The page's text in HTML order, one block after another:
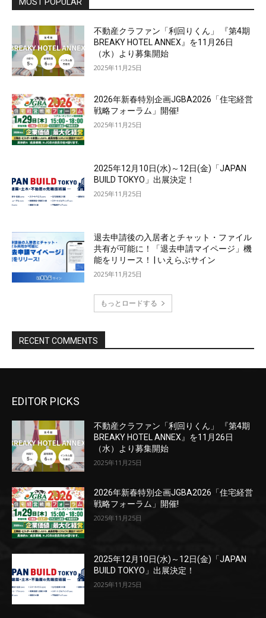
EDITOR PICKS
不動産クラファン「利回りくん」 『第4期
BREAKY HOTEL ANNEX』を11月26日
（水）より募集開始
2025年11月25日
2026年新春特別企画JGBA2026「住宅経営
戦略フォーラム」開催!
2025年11月25日
2025年12月10日(水)～12日(金)「JAPAN
BUILD TOKYO」出展決定！
2025年11月25日